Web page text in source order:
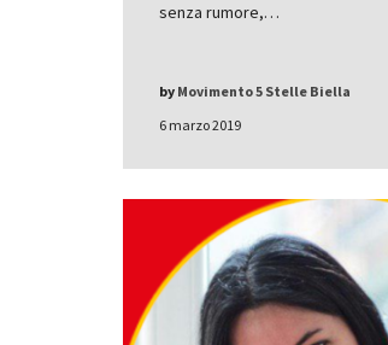
senza rumore,…
6 marzo 2019
by Movimento 5 Stelle Biella